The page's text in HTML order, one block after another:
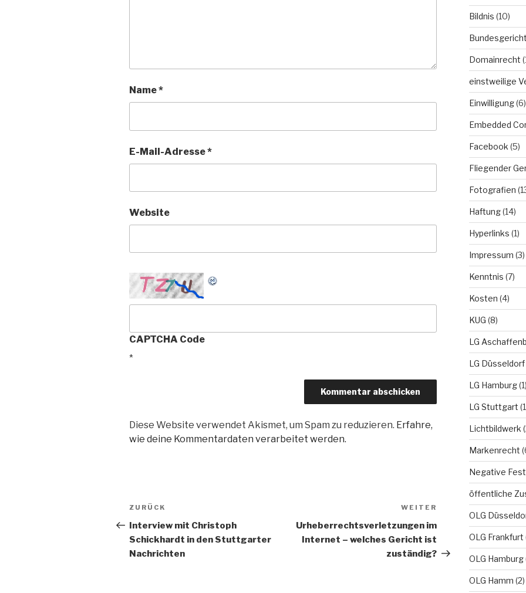
Name*
E-Mail-Adresse*
Website
CAPTCHA Code
*
Diese Website verwendet Akismet, um Spam zu reduzieren. Erfahre,
wie deine Kommentardaten verarbeitet werden.
Beitragsnavigation
Vorheriger
Beitrag
ZURÜCK
Interview mit Christoph
Schickhardt in den Stuttgarter
Nachrichten
Nächster
Beitrag
WEITER
Urheberrechtsverletzungen im
Internet – welches Gericht ist
zuständig?
Bildnis (10)
Domainrecht
einstweilige
Einwilligung(6)
Embedded
Facebook (5)
Fliegender
Fotografien
Haftung(14)
Hyperlinks (1)
Impressum (3)
Kenntnis (7)
Kosten (4)
KUG (8)
LG
LG Düsseldorf
LG Hamburg(1)
LG Stuttgart
Lichtbildwerk
Markenrecht
Negative
öffentliche
OLG
OLG Frankfurt
OLG Hamburg
OLG Hamm (2)